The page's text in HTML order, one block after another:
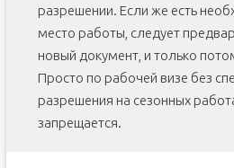
разрешении. Если же есть
место работы, следует
новый документ, и только
Просто по рабочей визе без
разрешения на сезонных
запрещается.